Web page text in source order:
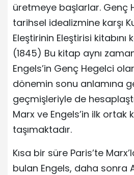
üretmeye başlarlar. Genç
tarihsel idealizmine karşı
Eleştirinin Eleştirisi kitabını
(1845) Bu kitap aynı
Engels’in Genç Hegelci
dönemin sonu anlamına
geçmişleriyle de
Marx ve Engels’in ilk ortak
taşımaktadır.
Kısa bir süre Paris’te
bulan Engels, daha sonra